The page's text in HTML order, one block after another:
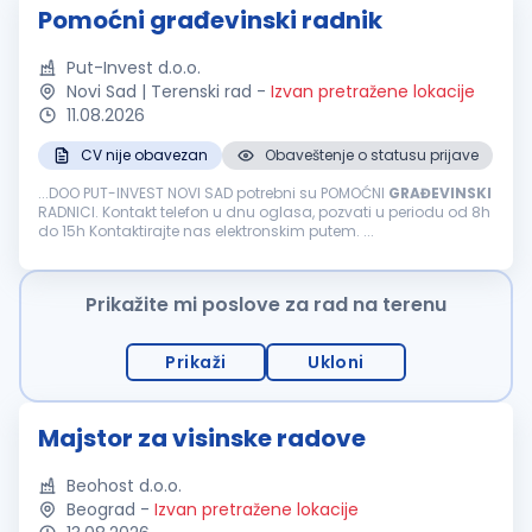
Pomoćni građevinski radnik
Put-Invest d.o.o.
Novi Sad | Terenski rad - Izvan pretražene lokacije
11.08.2026
CV nije obavezan
Obaveštenje o statusu prijave
...DOO PUT-INVEST NOVI SAD potrebni su POMOĆNI GRAĐEVINSKI
RADNICI. Kontakt telefon u dnu oglasa, pozvati u periodu od 8h
do 15h Kontaktirajte nas elektronskim putem. ...
Prikažite mi poslove za rad na terenu
Prikaži Ukloni
Majstor za visinske radove
Beohost d.o.o.
Beograd - Izvan pretražene lokacije